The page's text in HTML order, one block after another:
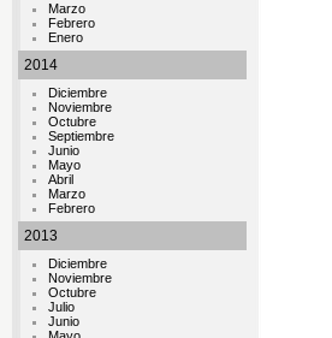
Marzo
Febrero
Enero
2014
Diciembre
Noviembre
Octubre
Septiembre
Junio
Mayo
Abril
Marzo
Febrero
2013
Diciembre
Noviembre
Octubre
Julio
Junio